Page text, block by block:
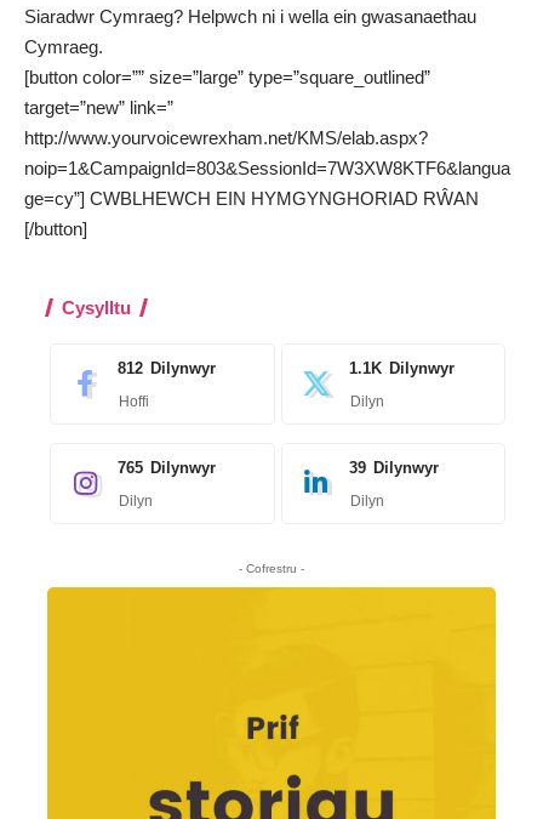
Siaradwr Cymraeg? Helpwch ni i wella ein gwasanaethau
Cymraeg.
[button color=”” size=”large” type=”square_outlined”
target=”new” link=”
http://www.yourvoicewrexham.net/KMS/elab.aspx?
noip=1&CampaignId=803&SessionId=7W3XW8KTF6&langua
ge=cy”] CWBLHEWCH EIN HYMGYNGHORIAD RŴAN
[/button]
Cysylltu
812 Dilynwyr
Hoffi
1.1K Dilynwyr
Dilyn
765 Dilynwyr
Dilyn
39 Dilynwyr
Dilyn
- Cofrestru -